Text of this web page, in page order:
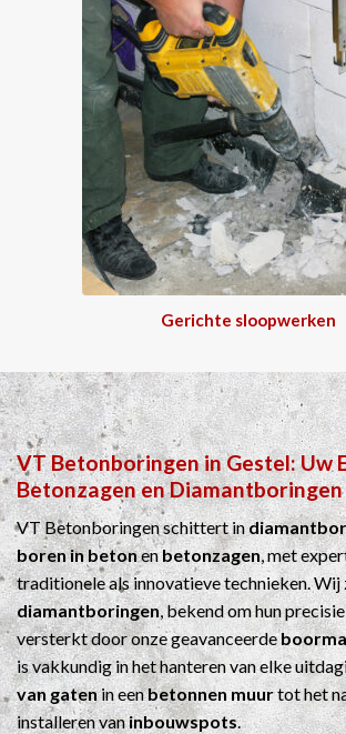
Gerichte sloopwerken
VT BetonboringeninGestel: Uw
BetonzagenenDiamantboringen
VT Betonboringen schittert in
boren in betonenbetonzagen, met
traditionele als innovatieve technieken.
diamantboringen, bekend om hun
versterkt door onze geavanceerde
is vakkundig in het hanteren van elke
van gatenin eenbetonnen muurtot het
installeren vaninbouwspots.